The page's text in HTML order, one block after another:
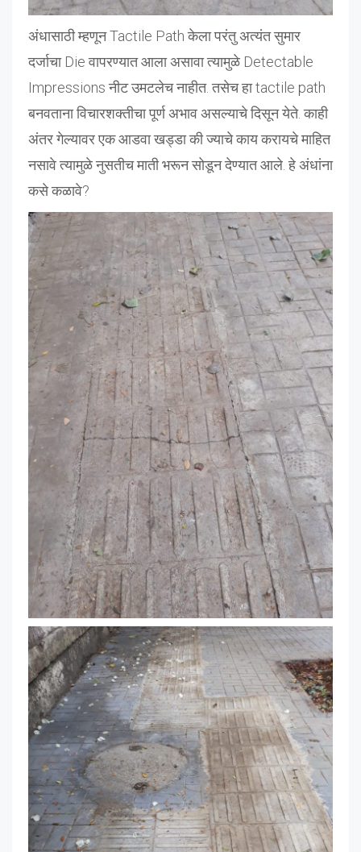
अंधासाठी म्हणून Tactile Path केला परंतु अत्यंत सुमार
दर्जाचा Die वापरण्यात आला असावा त्यामुळे Detectable
Impressions नीट उमटलेच नाहीत. तसेच हा tactile path
बनवताना विचारशक्तीचा पूर्ण अभाव असल्याचे दिसून येते. काही
अंतर गेल्यावर एक आडवा खड्डा की ज्याचे काय करायचे माहित
नसावे त्यामुळे नुसतीच माती भरून सोडून देण्यात आले. हे अंधांना
कसे कळावे?